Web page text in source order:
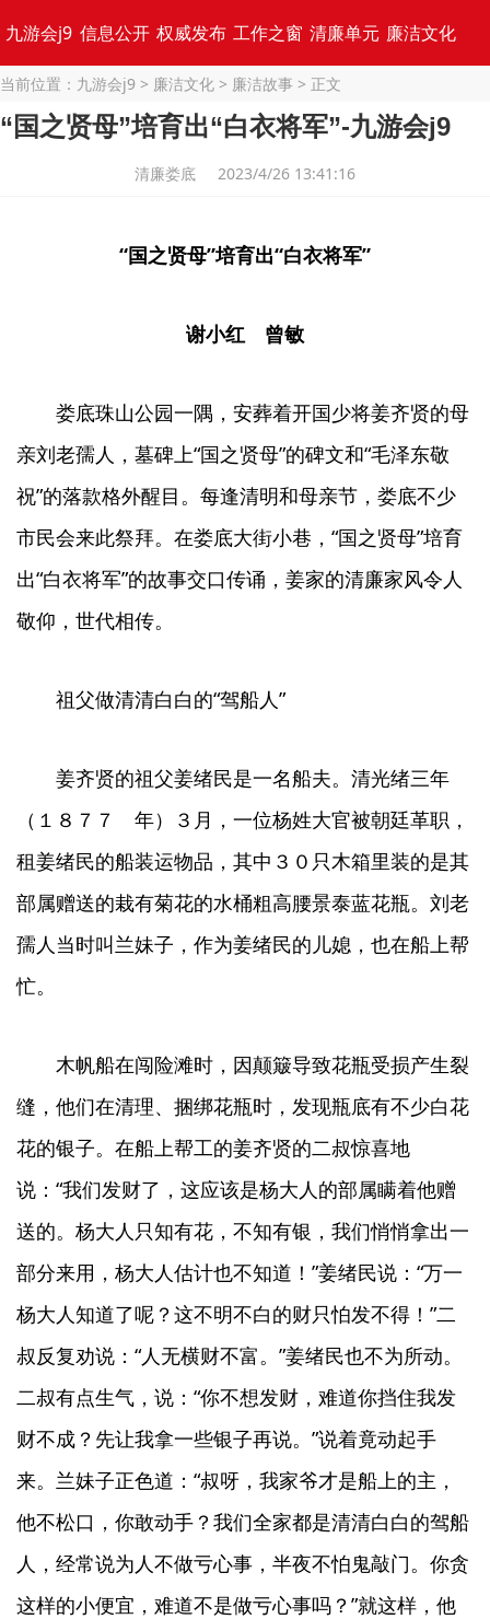
九游会j9 信息公开 权威发布 工作之窗 清廉单元 廉洁文化
专题集锦
当前位置： 九游会j9 > 廉洁文化 > 廉洁故事 > 正文
“国之贤母”培育出“白衣将军”-九游会j9
清廉娄底 2023/4/26 13:41:16
“国之贤母”培育出“白衣将军”
谢小红 曾敏
娄底珠山公园一隅，安葬着开国少将姜齐贤的母
亲刘老孺人，墓碑上“国之贤母”的碑文和“毛泽东敬
祝”的落款格外醒目。每逢清明和母亲节，娄底不少
市民会来此祭拜。在娄底大街小巷，“国之贤母”培育
出“白衣将军”的故事交口传诵，姜家的清廉家风令人
敬仰，世代相传。
祖父做清清白白的“驾船人”
姜齐贤的祖父姜绪民是一名船夫。清光绪三年
（１８７７ 年）３月，一位杨姓大官被朝廷革职，
租姜绪民的船装运物品，其中３０只木箱里装的是其
部属赠送的栽有菊花的水桶粗高腰景泰蓝花瓶。刘老
孺人当时叫兰妹子，作为姜绪民的儿媳，也在船上帮
忙。
木帆船在闯险滩时，因颠簸导致花瓶受损产生裂
缝，他们在清理、捆绑花瓶时，发现瓶底有不少白花
花的银子。在船上帮工的姜齐贤的二叔惊喜地
说：“我们发财了，这应该是杨大人的部属瞒着他赠
送的。杨大人只知有花，不知有银，我们悄悄拿出一
部分来用，杨大人估计也不知道！”姜绪民说：“万一
杨大人知道了呢？这不明不白的财只怕发不得！”二
叔反复劝说：“人无横财不富。”姜绪民也不为所动。
二叔有点生气，说：“你不想发财，难道你挡住我发
财不成？先让我拿一些银子再说。”说着竟动起手
来。兰妹子正色道：“叔呀，我家爷才是船上的主，
他不松口，你敢动手？我们全家都是清清白白的驾船
人，经常说为人不做亏心事，半夜不怕鬼敲门。你贪
这样的小便宜，难道不是做亏心事吗？”就这样，他